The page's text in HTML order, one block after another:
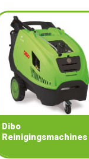
Dibo
Reinigingsmachines